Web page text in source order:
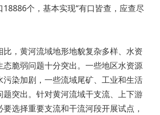
个，基本实现“有口皆查，应查尽
比，黄河流域地形地貌复杂多样、水资
态脆弱问题十分突出。一些地区水资源
污染加剧，一些流域尾矿、工业和生活
题突出。针对黄河流域干支流、上下游
选择重要支流和干流河段开展试点，